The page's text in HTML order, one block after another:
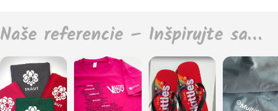
Naše referencie – Inšpirujte sa…